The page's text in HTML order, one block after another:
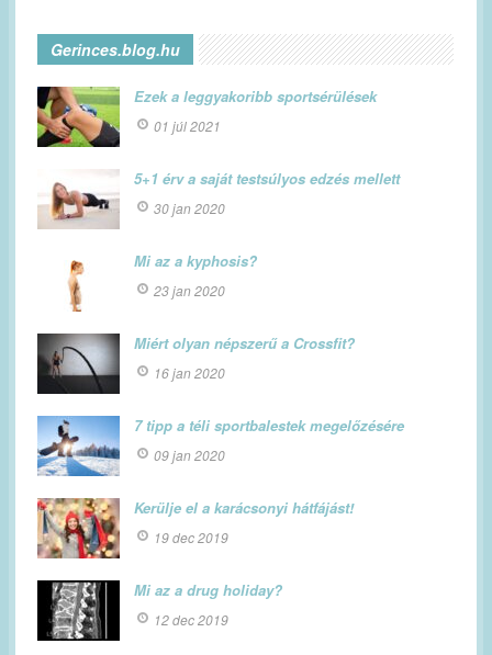
Gerinces.blog.hu
Ezek a leggyakoribb sportsérülések
01 júl 2021
5+1 érv a saját testsúlyos edzés mellett
30 jan 2020
Mi az a kyphosis?
23 jan 2020
Miért olyan népszerű a Crossfit?
16 jan 2020
7 tipp a téli sportbalestek megelőzésére
09 jan 2020
Kerülje el a karácsonyi hátfájást!
19 dec 2019
Mi az a drug holiday?
12 dec 2019